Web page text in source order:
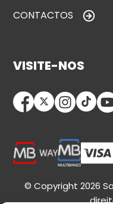
CONTACTOS
VISITE-NOS
© Copyright 2026